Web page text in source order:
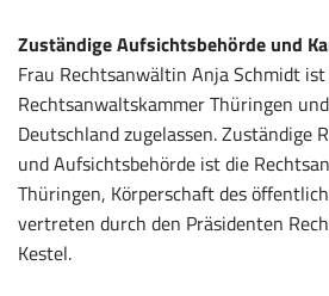
Zuständige Aufsichtsbehörde und
Frau Rechtsanwältin Anja Schmidt
Rechtsanwaltskammer Thüringen
Deutschland zugelassen. Zuständige
und Aufsichtsbehörde ist die
Thüringen, Körperschaft des
vertreten durch den Präsidenten
Kestel.